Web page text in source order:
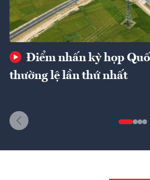
Điểm nhấn kỳ họp
thường lệ lần thứ nhất